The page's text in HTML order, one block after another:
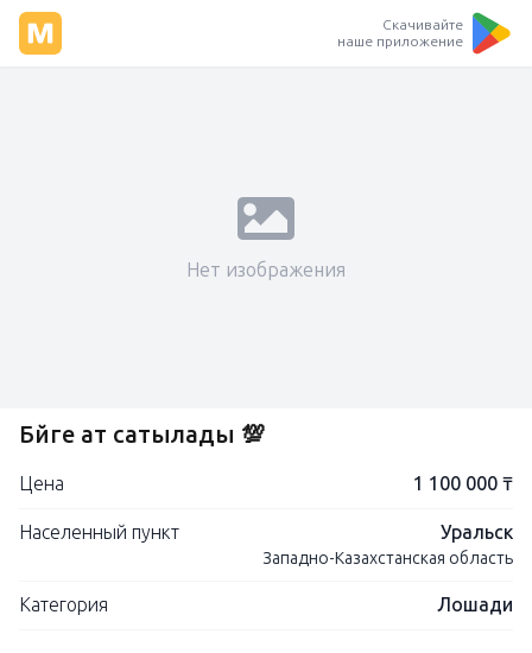
Скачивайте
наше приложение
Нет изображения
Бәйге ат сатылады 💯
Цена 1 100 000 ₸
Населенный пункт Уральск
Западно-Казахстанская область
Категория Лошади